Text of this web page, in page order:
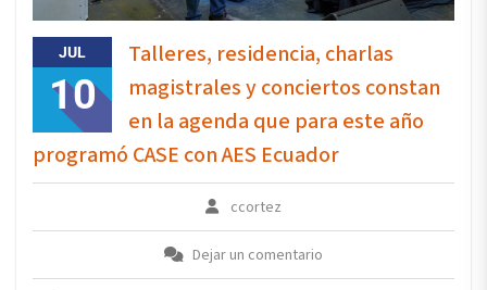
JUL
10
Talleres, residencia, charlas
magistrales y conciertos constan
en la agenda que para este año
programó CASE con AES Ecuador
ccortez
Dejar un comentario